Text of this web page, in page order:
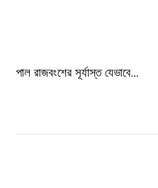
পাল রাজবংশের সূর্যাস্ত যেভাবে…